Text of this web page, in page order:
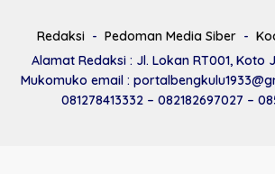
Redaksi Pedoman Media Siber
Alamat Redaksi : Jl. Lokan RT001, Koto
Mukomuko email :
081278413332 – 082182697027 –